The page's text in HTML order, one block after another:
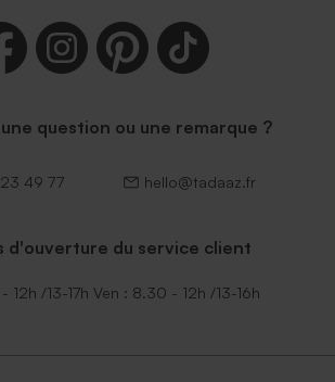
question ou une remarque ?
49 77 hello@tadaaz.fr
d'ouverture du service client
12h /13-17h Ven : 8.30 - 12h /13-16h